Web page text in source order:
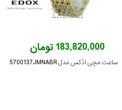
183,820,000 تومان
ساعت مچی ادُکس مدل 5700137JMNABR